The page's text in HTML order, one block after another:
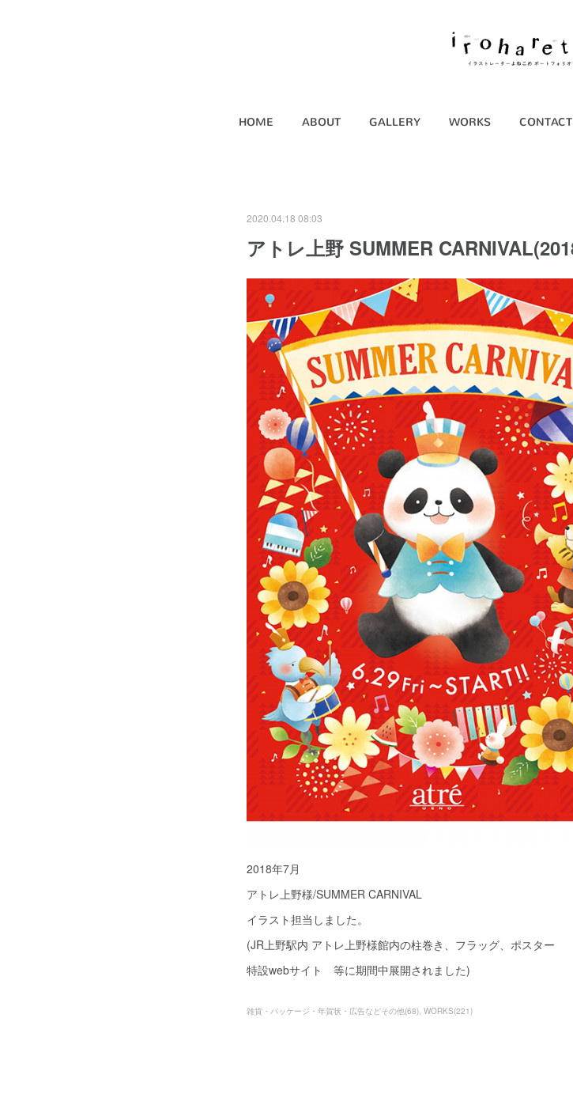
HOME ABOUT GALLERY WORKS CONTACT
2020.04.18 08:03
アトレ上野 SUMMER
2018年7月
アトレ上野様/SUMMER CARNIVAL
イラスト担当しました。
(JR上野駅内 アトレ上野様館内の柱巻き、フラッグ、ポスター
特設webサイト 等に期間中展開されました)
雑貨・パッケージ・年賀状・広告などその他(68) WORKS(221)